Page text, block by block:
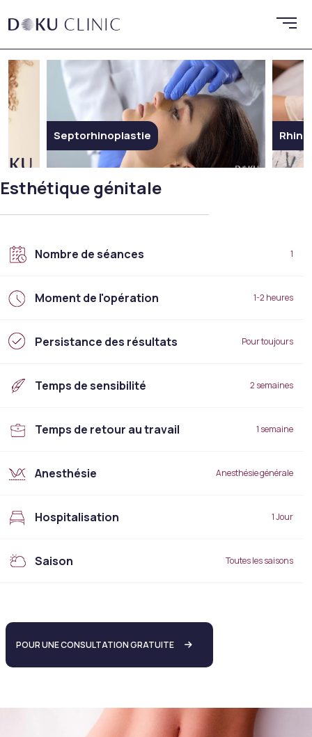
Rhinoplastie
Esthétique génitale
Nombre de séances 1
Moment de l'opération 1-2 heures
Persistance des résultats Pour toujours
Temps de sensibilité 2 semaines
Temps de retour au travail 1 semaine
Anesthésie Anesthésie générale
Hospitalisation 1 Jour
Saison Toutes les saisons
POUR UNE CONSULTATION GRATUITE